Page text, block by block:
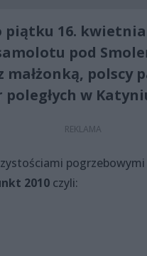
piątku 16.
pod
małżonką, polscy
w
pogrzebowymi
2010 czyli: